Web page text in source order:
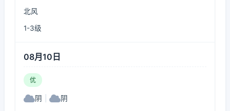
北风
1-3级
08月10日
优
阴 阴